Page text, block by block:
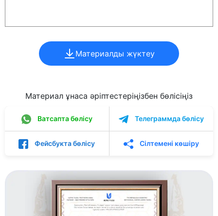
Материалды жүктеу
Материал ұнаса әріптестеріңізбен бөлісіңіз
Ватсапта бөлісу Телеграммда бөлісу
Фейсбукта бөлісу Сілтемені көшіру